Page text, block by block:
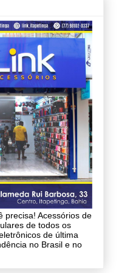
precisa! Acessórios de
de todos os
de última
no Brasil e no